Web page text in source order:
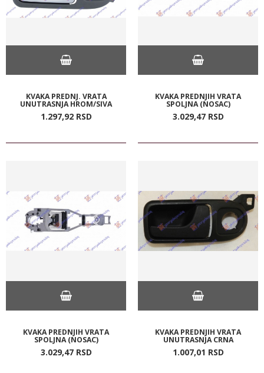
KVAKA PREDNJ. VRATA
UNUTRASNJA HROM/SIVA
1.297,92 RSD
KVAKA PREDNJIH VRATA
SPOLJNA (NOSAC)
3.029,47 RSD
KVAKA PREDNJIH VRATA
SPOLJNA (NOSAC)
3.029,47 RSD
KVAKA PREDNJIH VRATA
UNUTRASNJA CRNA
1.007,01 RSD